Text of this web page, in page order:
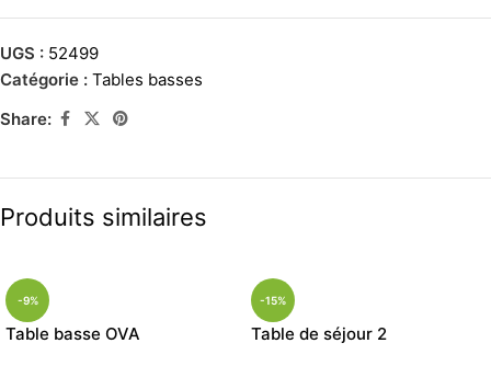
UGS : 52499
Catégorie : Tables basses
Share:
Produits similaires
-9%
Table basse OVA
-15%
Table de séjour 2